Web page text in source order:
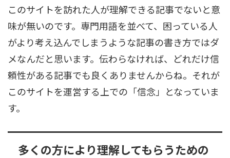
このサイトを訪れた人が理解できる記事でないと意
味が無いのです。専門用語を並べて、困っている人
がより考え込んでしまうような記事の書き方ではダ
メなんだと思います。伝わらなければ、どれだけ信
頼性がある記事でも良くありませんからね。それが
このサイトを運営する上での「信念」となっていま
す。
多くの方により理解してもらうための